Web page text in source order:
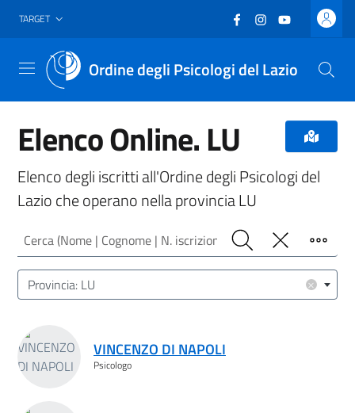
Vai al header
Vai al contenuto principale
Vai al footer
TARGET Facebook
(nuova scheda -
Instagram
(nuova scheda
YouTube
(nuova
Ordine degli Psicologi del Lazio
Menu
Elenco Online. LU
Elenco degli iscritti all'Ordine degli Psicologi del
Lazio che operano nella provincia LU
Cerca (Nome | Cognome | N. iscrizione)
Cerca PulisciFiltro
Luogo (CAP | Comune | Provincia)
×
Provincia: LU
VINCENZO DI NAPOLI
Psicologo